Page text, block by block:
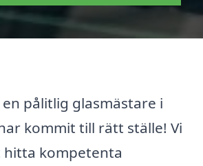
pålitlig glasmästare i
kommit till rätt ställe! Vi
kompetenta